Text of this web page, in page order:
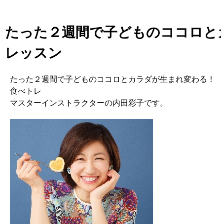
たった２週間で子どものココロ
レッスン
たった２週間で子どものココロとカラダが生まれ変わる！
食べトレ
マスターインストラクターの内田彩子です。